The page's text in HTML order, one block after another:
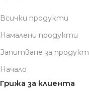
Всички продукти
Намалени продукти
Запитване за продукт
Начало
Грижа за клиента